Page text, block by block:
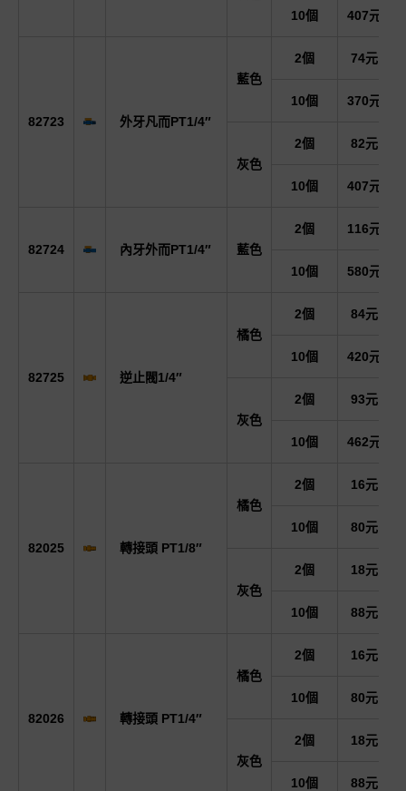
10個 407元
82723 外牙凡而PT1/4″
藍色
2個 74元
10個 370元
灰色
2個 82元
10個 407元
82724 內牙外而PT1/4″ 藍色
2個 116元
10個 580元
82725 逆止閥1/4″
橘色
2個 84元
10個 420元
灰色
2個 93元
10個 462元
82025 轉接頭 PT1/8″
橘色
2個 16元
10個 80元
灰色
2個 18元
10個 88元
82026 轉接頭 PT1/4″
橘色
2個 16元
10個 80元
灰色
2個 18元
10個 88元